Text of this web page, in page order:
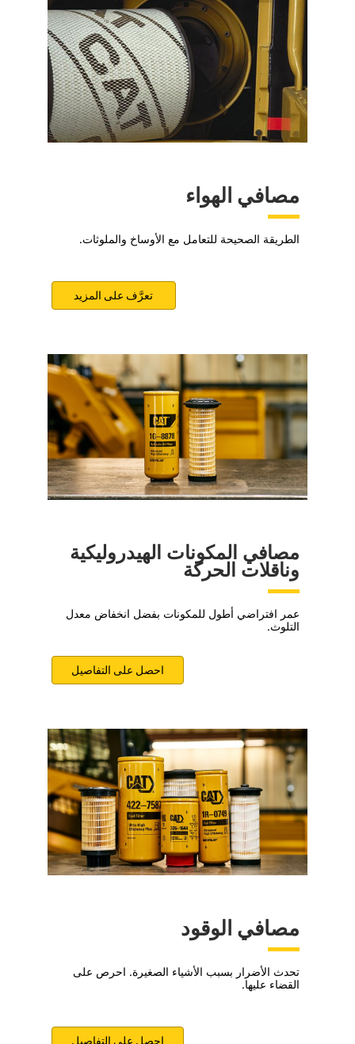
مصافي الهواء
الطريقة الصحيحة للتعامل مع الأوساخ والملوثات.
تعرَّف على المزيد
مصافي المكونات الهيدروليكية
وناقلات الحركة
عمر افتراضي أطول للمكونات بفضل انخفاض معدل
التلوث.
احصل على التفاصيل
مصافي الوقود
تحدث الأضرار بسبب الأشياء الصغيرة. احرص على
القضاء عليها.
احصل على التفاصيل